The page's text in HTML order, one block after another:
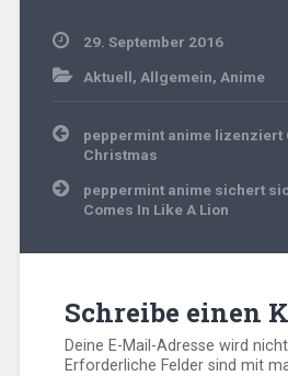
29. September 2016
Aktuell, Allgemein, Anime
Beitragsnavigation
peppermint anime lizenziert
Christmas
peppermint anime sichert
Comes In Like A Lion
Schreibe einen
Deine E-Mail-Adresse wird
Erforderliche Felder sind mit